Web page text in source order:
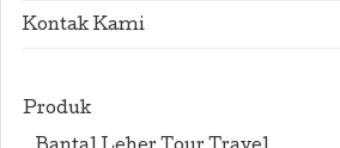
Kontak Kami
Produk